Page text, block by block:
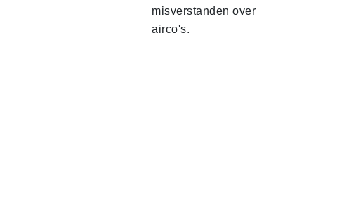
misverstanden over
airco's.